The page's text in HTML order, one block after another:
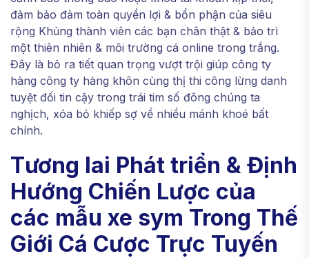
đảm bảo đảm toàn quyền lợi & bổn phận của siêu
rộng Khủng thành viên các bạn chân thật & bảo trì
một thiên nhiên & môi trường cá online trong trắng.
Đây là bỏ ra tiết quan trọng vượt trội giúp công ty
hàng công ty hàng khôn cùng thị thi công lừng danh
tuyệt đối tin cậy trong trái tim số đông chúng ta
nghịch, xóa bỏ khiếp sợ về nhiều mánh khoé bất
chính.
Tương lai Phát triển & Định
Hướng Chiến Lược của
các mẫu xe sym Trong Thế
Giới Cá Cược Trực Tuyến